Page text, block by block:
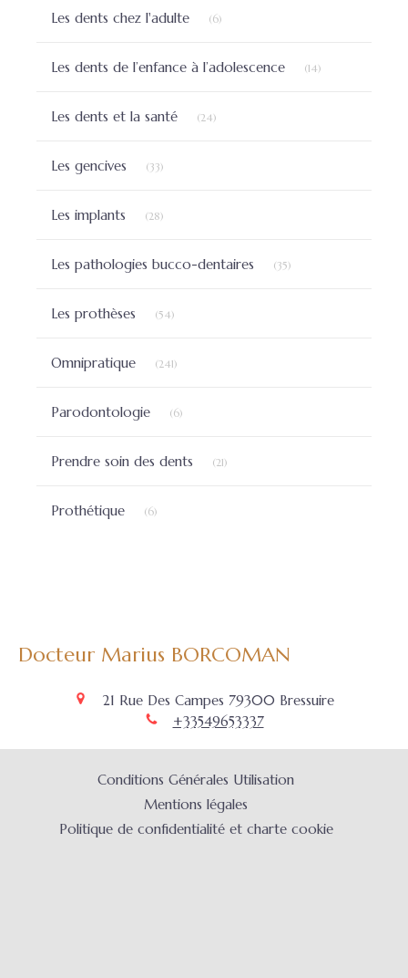
Les dents chez l'adulte (6)
Les dents de l’enfance à l’adolescence (14)
Les dents et la santé (24)
Les gencives (33)
Les implants (28)
Les pathologies bucco-dentaires (35)
Les prothèses (54)
Omnipratique (241)
Parodontologie (6)
Prendre soin des dents (21)
Prothétique (6)
Docteur Marius BORCOMAN
21 Rue Des Campes 79300 Bressuire
+33549653337
Conditions Générales Utilisation
Mentions légales
Politique de confidentialité et charte cookie